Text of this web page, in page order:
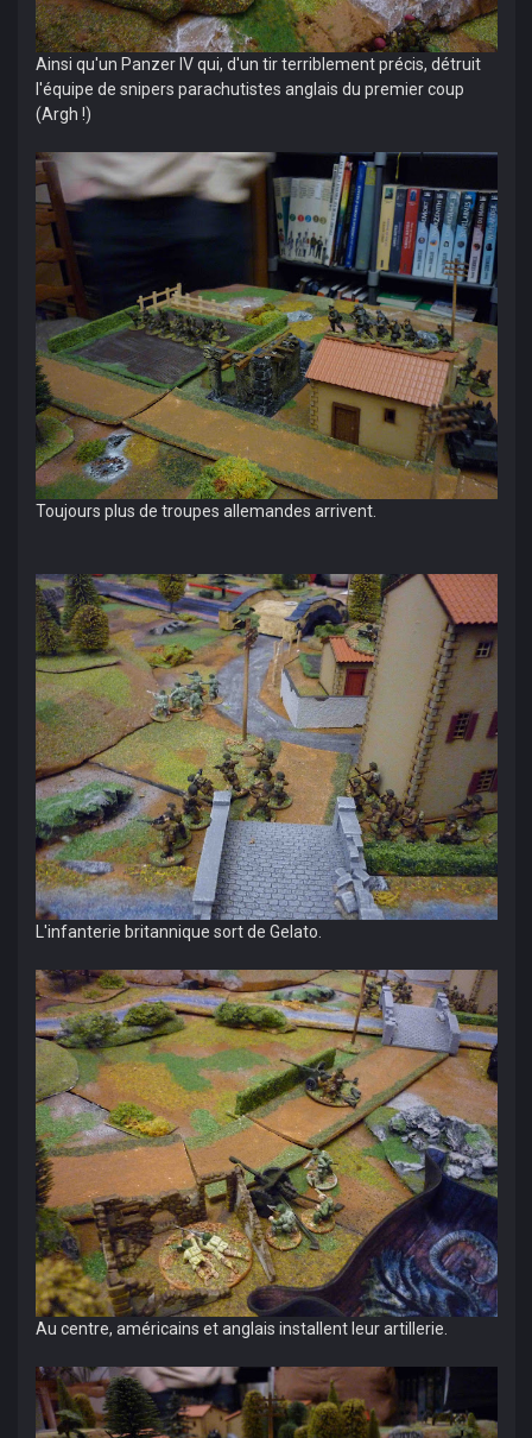
Ainsi qu'un Panzer IV qui, d'un tir terriblement précis, détruit
l'équipe de snipers parachutistes anglais du premier coup
(Argh !)
Toujours plus de troupes allemandes arrivent.
L'infanterie britannique sort de Gelato.
Au centre, américains et anglais installent leur artillerie.